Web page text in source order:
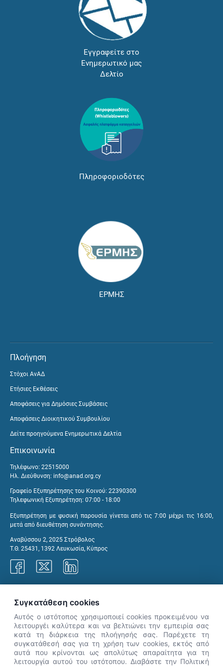
Εγγραφείτε στο
Ενημερωτικό μας
Δελτίο
Πληροφοριοδότες
ΕΡΜΗΣ
Πλοήγηση
Στόχοι ΑνΑΔ
Ετήσιες Εκθέσεις
Αποφάσεις για Δημόσιες Συμβάσεις
Αποφάσεις Διοικητικού Συμβουλίου
Δείτε προηγούμενα Ενημερωτικά Δελτία
Επικοινωνία
Τηλέφωνο: 22515000
Ηλ. Διεύθυνση: info@anad.org.cy
Γραφείο Εξυπηρέτησης του Κοινού: 22390300
Τηλεφωνική Εξυπηρέτηση: 07:00 - 18:00
Εξυπηρέτηση με φυσική παρουσία γίνεται από τις 7:00 μέχρι τις 16:00,
μετά από διευθέτηση συνάντησης.
Αναβύσσου 2, 2025 Στρόβολος
Τ.Θ. 25431, 1392 Λευκωσία, Κύπρος
👋 Καλώς ήρθες! Είμαι η Νόησις.
Πες μου πώς μπορώ να σε βοηθήσω
Συγκατάθεση cookies
Αυτός ο ιστότοπος χρησιμοποιεί cookies προκειμένου να
λειτουργέι καλύτερα και να βελτιώνει την εμπειρία σας
κατά τη διάρκεια της πλοήγησής σας. Παρέχετε τη
συγκατάθεσή σας για τη χρήση των cookies, εκτός από
αυτά που κρίνονται ως απολύτως απαραίτητα για τη
λειτουργία αυτού του ιστότοπου. Διαβάστε την Πολιτική